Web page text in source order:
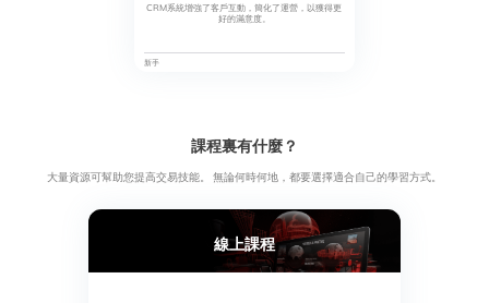
CRM系統增強了客戶互動，簡化了運營，以獲得更
好的滿意度。
新手
課程裏有什麼？
大量資源可幫助您提高交易技能。 無論何時何地，都要選擇適合自己的學習方式。
線上課程